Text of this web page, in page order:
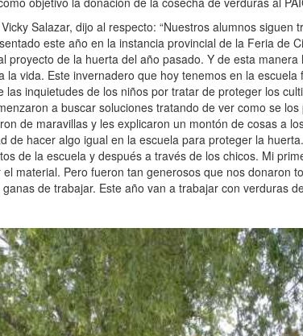
Salazar, dijo al respecto: “Nuestros alumnos siguen
este año en la instancia provincial de la Feria de
proyecto de la huerta del año pasado. Y de esta
la vida. Este invernadero que hoy tenemos en la
las inquietudes de los niños por tratar de proteger los
a buscar soluciones tratando de ver como se
de maravillas y les explicaron un montón de cosas a
de hacer algo igual en la escuela para proteger la
de la escuela y después a través de los chicos. Mi
material. Pero fueron tan generosos que nos donaron
de trabajar. Este año van a trabajar con verduras